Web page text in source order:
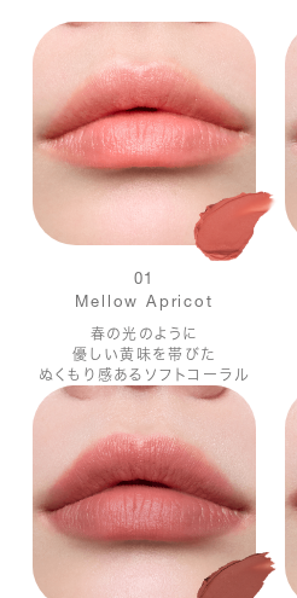
01
Mellow Apricot
春の光のように
優しい黄味を帯びた
ぬくもり感あるソフトコーラル